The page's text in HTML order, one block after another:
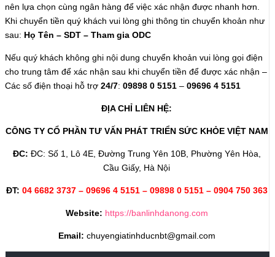
nên lựa chọn cùng ngân hàng để việc xác nhận được nhanh hơn.
Khi chuyển tiền quý khách vui lòng ghi thông tin chuyển khoản như
sau: Họ Tên – SDT – Tham gia ODC
Nếu quý khách không ghi nội dung chuyển khoản vui lòng gọi điện
cho trung tâm để xác nhận sau khi chuyển tiền để được xác nhận –
Các số điện thoại hỗ trợ 24/7: 09898 0 5151– 09696 4 5151
ĐỊA CHỈ LIÊN HỆ:
CÔNG TY CỔ PHẦN TƯ VẤN PHÁT TRIỂN SỨC KHỎE VIỆT NAM
ĐC: ĐC: Số 1, Lô 4E, Đường Trung Yên 10B, Phường Yên Hòa,
Cầu Giấy, Hà Nội
ĐT: 04 6682 3737 – 09696 4 5151 – 09898 0 5151 – 0904 750 363
Website: https://banlinhdanong.com
Email: chuyengiatinhducnbt@gmail.com